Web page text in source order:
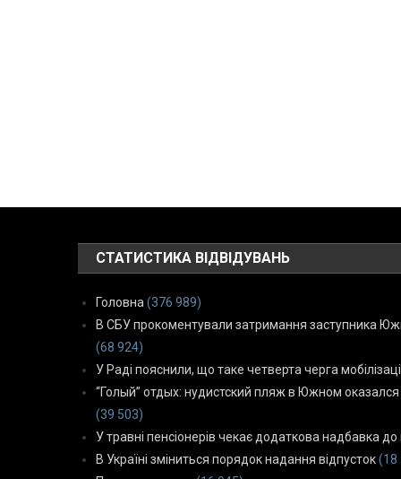
СТАТИСТИКА ВІДВІДУВАНЬ
Головна (376 989)
В СБУ прокоментували затримання заступника
(68 924)
У Раді пояснили, що таке четверта черга
“Голый” отдых: нудистский пляж в Южном
(39 503)
У травні пенсіонерів чекає додаткова надбавка до
В Україні зміниться порядок надання відпусток (18